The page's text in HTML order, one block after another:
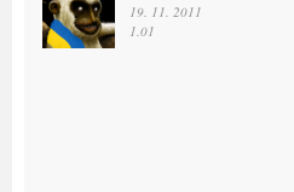
19. 11. 2011
1.01